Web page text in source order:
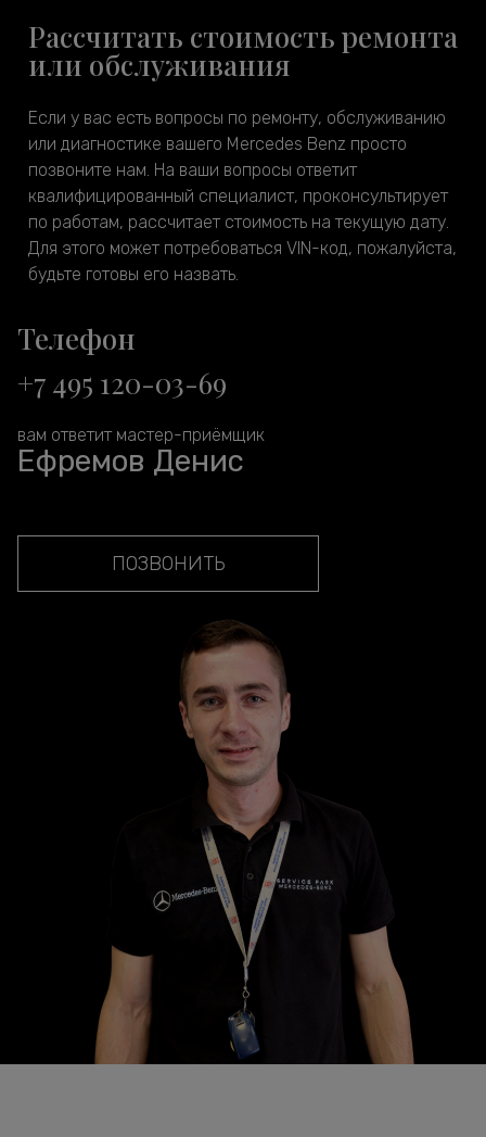
Рассчитать стоимость ремонта
или обслуживания
Если у вас есть вопросы по ремонту, обслуживанию
или диагностике вашего Mercedes Benz просто
позвоните нам. На ваши вопросы ответит
квалифицированный специалист, проконсультирует
по работам, рассчитает стоимость на текущую дату.
Для этого может потребоваться VIN-код, пожалуйста,
будьте готовы его назвать.
Телефон
+7 495 120-03-69
вам ответит мастер-приёмщик
Ефремов Денис
ПОЗВОНИТЬ